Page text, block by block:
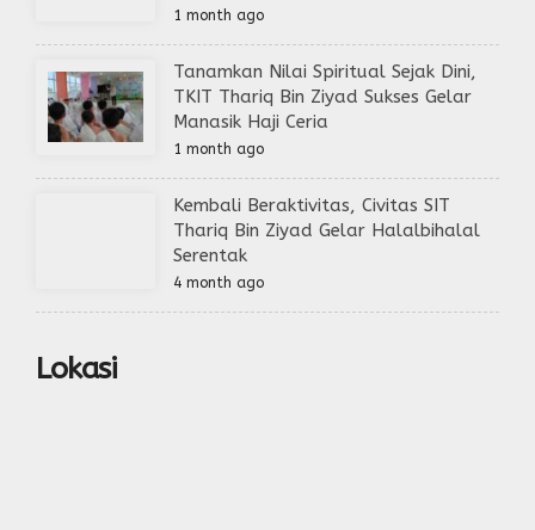
1 month ago
Tanamkan Nilai Spiritual Sejak Dini,
TKIT Thariq Bin Ziyad Sukses Gelar
Manasik Haji Ceria
1 month ago
Kembali Beraktivitas, Civitas SIT
Thariq Bin Ziyad Gelar Halalbihalal
Serentak
4 month ago
Lokasi